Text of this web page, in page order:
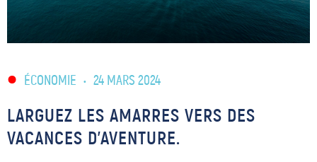
ÉCONOMIE • 24 MARS 2024
LARGUEZ LES AMARRES VERS DES
VACANCES D’AVENTURE.